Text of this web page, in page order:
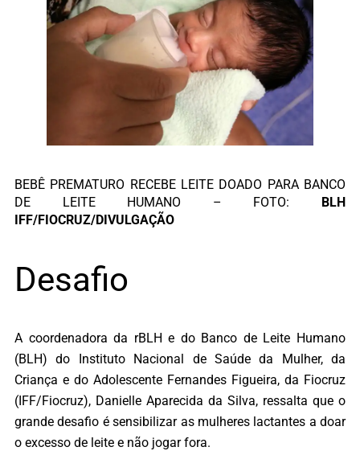
BEBÊ PREMATURO RECEBE LEITE DOADO PARA BANCO
DE LEITE HUMANO – FOTO: BLH
IFF/FIOCRUZ/DIVULGAÇÃO
Desafio
A coordenadora da rBLH e do Banco de Leite Humano
(BLH) do Instituto Nacional de Saúde da Mulher, da
Criança e do Adolescente Fernandes Figueira, da Fiocruz
(IFF/Fiocruz), Danielle Aparecida da Silva, ressalta que o
grande desafio é sensibilizar as mulheres lactantes a doar
o excesso de leite e não jogar fora.